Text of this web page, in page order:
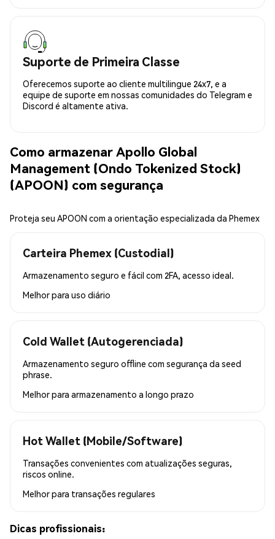
Suporte de Primeira Classe
Oferecemos suporte ao cliente multilingue 24x7, e a
equipe de suporte em nossas comunidades do Telegram e
Discord é altamente ativa.
Como armazenar Apollo Global
Management (Ondo Tokenized Stock)
(APOON) com segurança
Proteja seu APOON com a orientação especializada da Phemex
Carteira Phemex (Custodial)
Armazenamento seguro e fácil com 2FA, acesso ideal.
Melhor para uso diário
Cold Wallet (Autogerenciada)
Armazenamento seguro offline com segurança da seed
phrase.
Melhor para armazenamento a longo prazo
Hot Wallet (Mobile/Software)
Transações convenientes com atualizações seguras,
riscos online.
Melhor para transações regulares
Dicas profissionais: